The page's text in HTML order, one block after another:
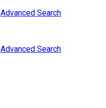
Advanced Search
Advanced Search